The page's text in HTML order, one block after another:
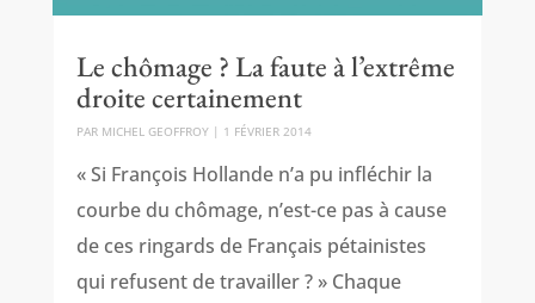
Le chômage ? La faute à l’extrême
droite certainement
PAR MICHEL GEOFFROY| 1 FÉVRIER 2014
« Si François Hollande n’a pu infléchir la
courbe du chômage, n’est-ce pas à cause
de ces ringards de Français pétainistes
qui refusent de travailler ? » Chaque